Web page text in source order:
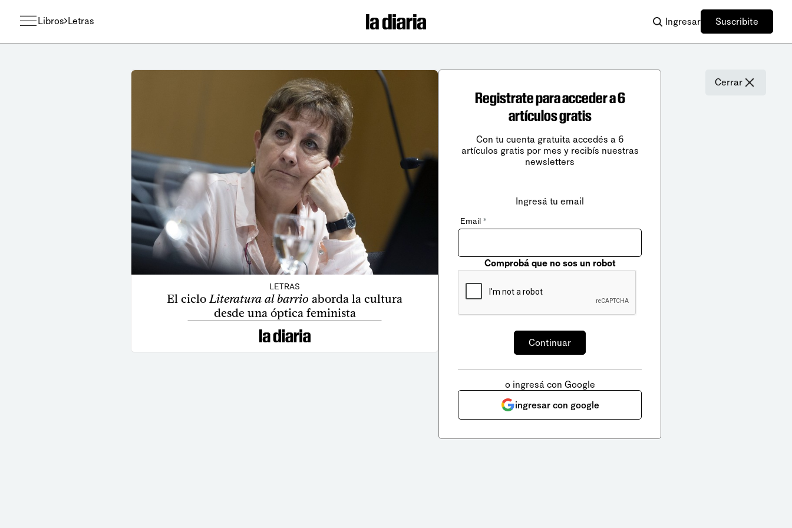
Libros Letras Ingresar Suscribite
LETRAS
El cicloLiteratura al barrio aborda la cultura
desde una óptica feminista
Cerrar
Registrate para acceder a 6
artículos gratis
Con tu cuenta gratuita accedés a 6
artículos gratis por mes y recibís nuestras
newsletters
Ingresá tu email
Email *
Comprobá que no sos un robot
o ingresá con Google
ingresar con google